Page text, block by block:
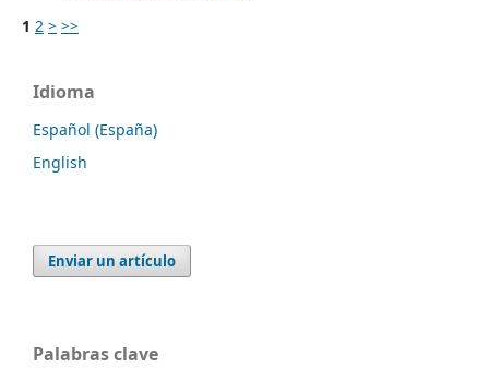
1 2 > >>
Idioma
Español (España)
English
Enviar un artículo
Palabras clave